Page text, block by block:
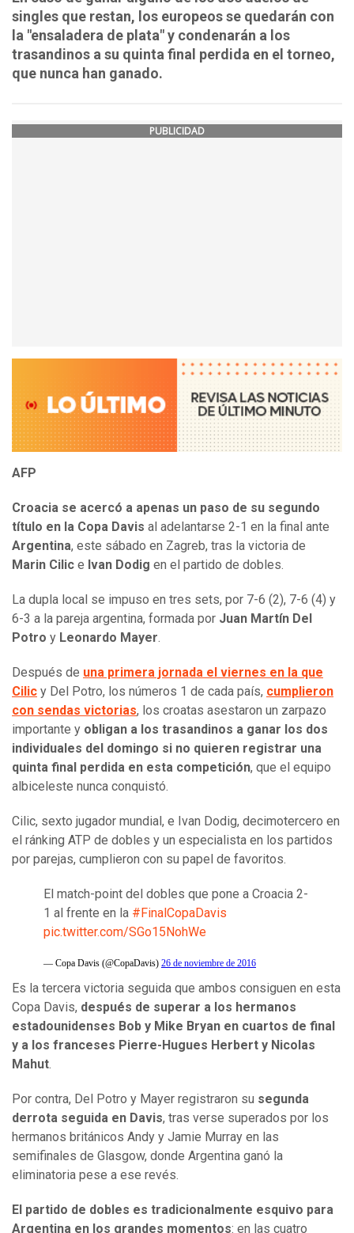
singles que restan, los europeos se quedarán con
la "ensaladera de plata" y condenarán a los
trasandinos a su quinta final perdida en el torneo,
que nunca han ganado.
PUBLICIDAD
AFP
Croacia se acercó a apenas un paso de su segundo
título en la Copa Davis al adelantarse 2-1 en la final ante
Argentina, este sábado en Zagreb, tras la victoria de
Marin Cilic e Ivan Dodig en el partido de dobles.
La dupla local se impuso en tres sets, por 7-6 (2), 7-6 (4) y
6-3 a la pareja argentina, formada por Juan Martín Del
Potro y Leonardo Mayer.
Después de una primera jornada el viernes en la que
Cilic y Del Potro, los números 1 de cada país, cumplieron
con sendas victorias, los croatas asestaron un zarpazo
importante y obligan a los trasandinos a ganar los dos
individuales del domingo si no quieren registrar una
quinta final perdida en esta competición, que el equipo
albiceleste nunca conquistó.
Cilic, sexto jugador mundial, e Ivan Dodig, decimotercero en
el ránking ATP de dobles y un especialista en los partidos
por parejas, cumplieron con su papel de favoritos.
El match-point del dobles que pone a Croacia 2-
1 al frente en la #FinalCopaDavis
pic.twitter.com/SGo15NohWe
— Copa Davis (@CopaDavis) 26 de noviembre de 2016
Es la tercera victoria seguida que ambos consiguen en esta
Copa Davis, después de superar a los hermanos
estadounidenses Bob y Mike Bryan en cuartos de final
y a los franceses Pierre-Hugues Herbert y Nicolas
Mahut.
Por contra, Del Potro y Mayer registraron su segunda
derrota seguida en Davis, tras verse superados por los
hermanos británicos Andy y Jamie Murray en las
semifinales de Glasgow, donde Argentina ganó la
eliminatoria pese a ese revés.
El partido de dobles es tradicionalmente esquivo para
Argentina en los grandes momentos: en las cuatro